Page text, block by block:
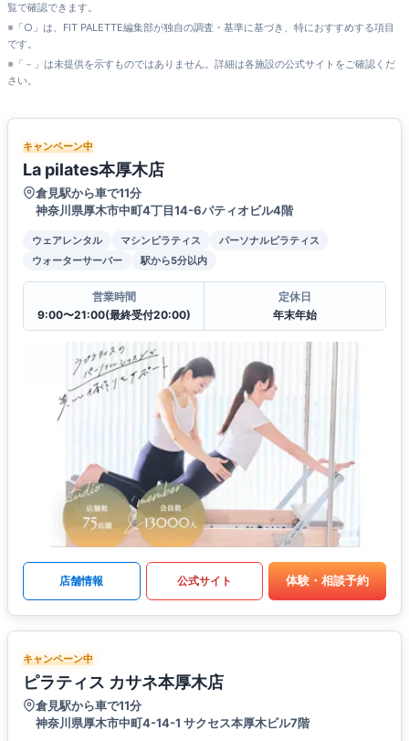
覧で確認できます。
※「○」は、FIT PALETTE編集部が独自の調査・基準に基づき、特におすすめする項目
です。
※「－」は未提供を示すものではありません。詳細は各施設の公式サイトをご確認くだ
さい。
キャンペーン中
La pilates本厚木店
倉見駅から車で11分
神奈川県厚⽊市中町4丁⽬14-6パティオビル4階
ウェアレンタル マシンピラティス
パーソナルピラティス
ウォーターサーバー
駅から5分以内
営業時間
9:00〜21:00(最終受付20:00)
定休日
年末年始
店舗情報 公式サイト 体験・相談予約
キャンペーン中
ピラティス カサネ本厚木店
倉見駅から車で11分
神奈川県厚木市中町4-14-1 サクセス本厚木ビル7階